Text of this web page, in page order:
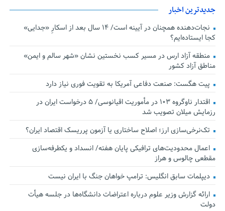
جدیدترین اخبار
نجات‌دهنده‌ همچنان در آیینه است/ ۱۴ سال بعد از اسکارِ «جدایی»
کجا ایستاده‌ایم؟
منطقه آزاد ارس در مسیر کسب نخستین نشان «شهر سالم و ایمن»
مناطق آزاد کشور
پیت هگست: صنعت دفاعی آمریکا به تقویت فوری نیاز دارد
اقتدار ناوگروه ۱۰۳ در مأموریت‌ اقیانوسی/ ۵ درخواست ایران در
رزمایش میلان تصویب شد
تک‌نرخی‌سازی ارز؛ اصلاح ساختاری یا آزمون پرریسک اقتصاد ایران؟
اعمال محدودیت‌های ترافیکی پایان هفته/ انسداد و یکطرفه‌سازی
مقطعی چالوس و هراز
دیپلمات سابق انگلیس:‌ ترامپ خواهان جنگ با ایران نیست
ارائه گزارش وزیر علوم درباره اعتراضات دانشگاه‌ها در جلسه هیأت
دولت